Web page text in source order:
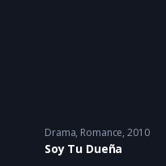
Drama, Romance 2010
Soy Tu Dueña